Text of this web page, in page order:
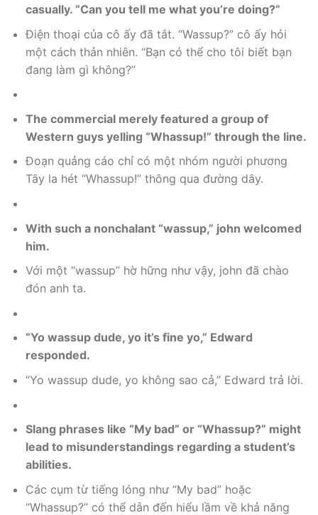
casually. “Can you tell me what you’re doing?”
Điện thoại của cô ấy đã tắt. “Wassup?” cô ấy hỏi
một cách thản nhiên. “Bạn có thể cho tôi biết bạn
đang làm gì không?”
The commercial merely featured a group of
Western guys yelling “Whassup!” through the line.
Đoạn quảng cáo chỉ có một nhóm người phương
Tây la hét “Whassup!” thông qua đường dây.
With such a nonchalant “wassup,” john welcomed
him.
Với một “wassup” hờ hững như vậy, john đã chào
đón anh ta.
“Yo wassup dude, yo it’s fine yo,” Edward
responded.
“Yo wassup dude, yo không sao cả,” Edward trả lời.
Slang phrases like “My bad” or “Whassup?” might
lead to misunderstandings regarding a student’s
abilities.
Các cụm từ tiếng lóng như “My bad” hoặc
“Whassup?” có thể dẫn đến hiểu lầm về khả năng